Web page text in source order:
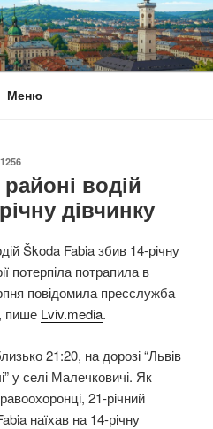
Меню
водій
дівчинку
Škoda Fabia збив 14-річну
потерпіла потрапила в
повідомила пресслужба
пише Lviv.media.
21:20, на дорозі “Львів
селі Малечковичі. Як
21-річний
наїхав на 14-річну